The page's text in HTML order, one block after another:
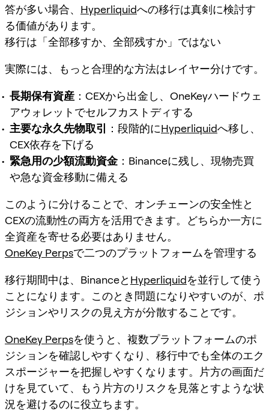
答が多い場合、 Hyperliquidへの移行は真剣に検討す
る価値があります。
移行は「全部移すか、全部残すか」ではない
実際には、もっと合理的な方法はレイヤー分けです。
長期保有資産 ：CEXから出金し、OneKeyハードウェ
アウォレットでセルフカストディする
主要な永久先物取引 ：段階的にHyperliquidへ移し、
CEX依存を下げる
緊急用の少額流動資金：Binanceに残し、現物売買
や急な資金移動に備える
このように分けることで、オンチェーンの安全性と
CEXの流動性の両方を活用できます。どちらか一方に
全資産を寄せる必要はありません。
OneKey Perpsで二つのプラットフォームを管理する
移行期間中は、Binanceと Hyperliquidを並行して使う
ことになります。このとき問題になりやすいのが、ポ
ジションやリスクの見え方が分散することです。
OneKey Perpsを使うと、複数プラットフォームのポ
ジションを確認しやすくなり、移行中でも全体のエク
スポージャーを把握しやすくなります。片方の画面だ
けを見ていて、もう片方のリスクを見落とすような状
況を避けるのに役立ちます。